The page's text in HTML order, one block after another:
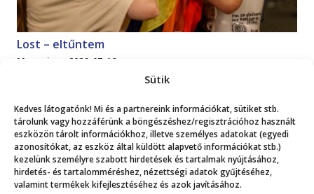
Sütik
Kedves látogatónk! Mi és a partnereink információkat, sütiket stb.
tárolunk vagy hozzáférünk a böngészéshez/regisztrációhoz használt
eszközön tárolt információkhoz, illetve személyes adatokat (egyedi
azonosítókat, az eszköz által küldött alapvető információkat stb.)
kezelünk személyre szabott hirdetések és tartalmak nyújtásához,
hirdetés- és tartalomméréshez, nézettségi adatok gyűjtéséhez,
valamint termékek kifejlesztéséhez és azok javításához.
Lost – eltűntem
Magazin 2026. 07. 18.